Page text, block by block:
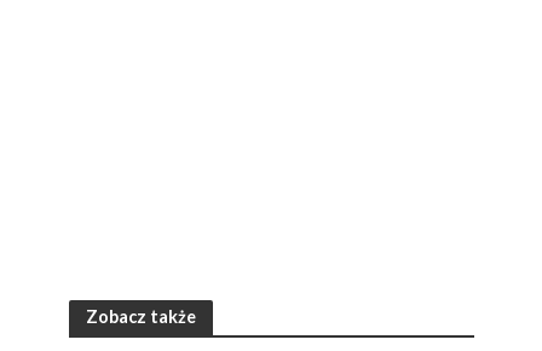
Zobacz także